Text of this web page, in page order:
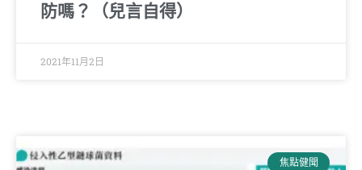
防嗎？（兒言自得）
2021年11月2日
焦點健聞